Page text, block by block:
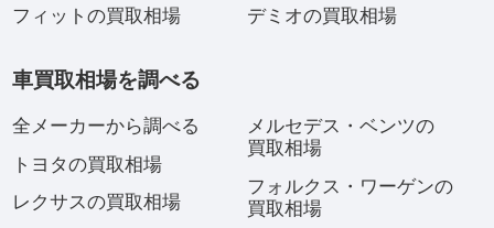
フィットの買取相場
デミオの買取相場
車買取相場を調べる
全メーカーから調べる
トヨタの買取相場
レクサスの買取相場
メルセデス・ベンツの
買取相場
フォルクス・ワーゲンの
買取相場